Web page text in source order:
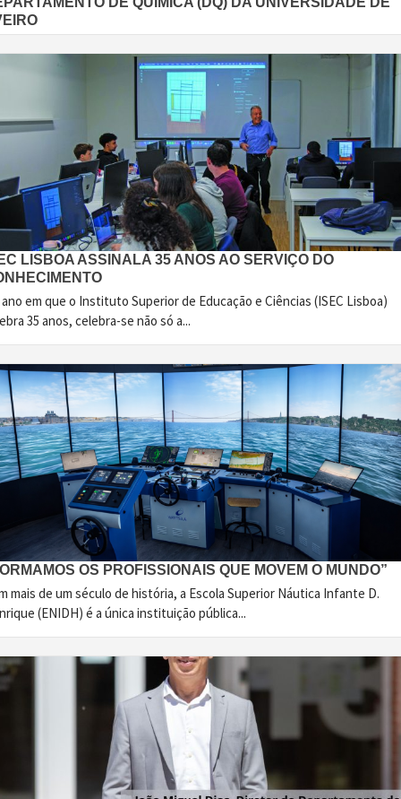
LISBOA ASSINALA 35 ANOS AO SERVIÇO DO
em que o Instituto Superior de Educação e Ciências (ISEC Lisboa)
35 anos, celebra-se não só a...
OS PROFISSIONAIS QUE MOVEM O MUNDO”
mais de um século de história, a Escola Superior Náutica Infante D.
(ENIDH) é a única instituição pública...